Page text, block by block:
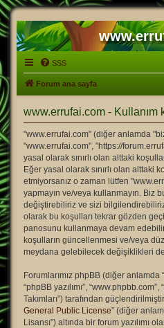
SSS
Forum ana sayfa
www.errufai.com - Kullanım
"www.errufai.com" (diğer anlamda
"www.errufai.com", "https://
yasal olarak sınırlı olan alttaki
Eğer yasal olarak sınırlı olan alttaki
etmiyorsanız o zaman lütfen
yapmayın ve/veya kullanmayın. Biz
değiştirebiliriz ve sizi
olarak bu koşulları tekrar gözden
panosunu kullanmaya devam
koşulların güncellenmesi ve/veya
meydana gelebilecek değişiklikleri de
Forumlarımız phpBB (diğer anlamda
“phpBB yazılımı”,
Takımları”) tarafından
General Public License” (diğer
Lisansı”) altında bir forum yazılımı